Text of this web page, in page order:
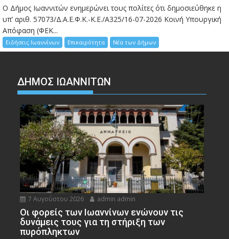
Ο Δήμος Ιωαννιτών ενημερώνει τους πολίτες ότι δημοσιεύθηκε η
υπ’ αριθ. 57073/Δ.Α.Ε.Φ.Κ.-Κ.Ε./Α325/16-07-2026 Κοινή Υπουργική
Απόφαση (ΦΕΚ...
Ειδήσεις Ιωαννίνων Επικαιρότητα Νέα των Δήμων
ΔΗΜΟΣ ΙΩΑΝΝΙΤΩΝ
7 Αυγούστου 2026 admin admin
Οι φορείς των Ιωαννίνων ενώνουν τις
δυνάμεις τους για τη στήριξη των
πυρόπληκτων